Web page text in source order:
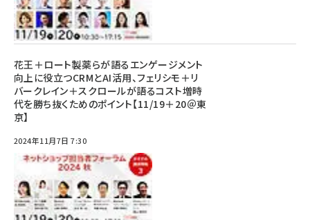
花王＋ロート製薬らが語るエンゲージメント
向上に役立つCRMとAI活用、フェリシモ＋リ
バークレイン＋スクロールが語るコスト増時
代を勝ち抜くためのポイント【11/19＋20＠東
京】
2024年11月7日 7:30